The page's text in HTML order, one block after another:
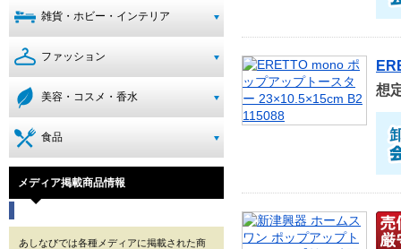
雑貨・ホビー・インテリア
ファッション
美容・コスメ・香水
食品
メディア掲載商品情報
あしなびでは各種メディアに掲載された商
想